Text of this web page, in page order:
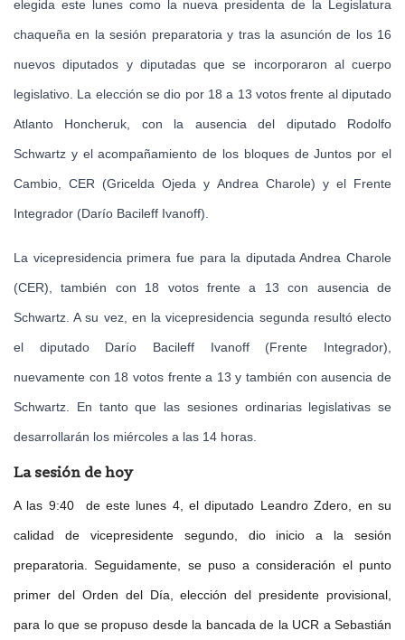
elegida este lunes como la nueva presidenta de la Legislatura
chaqueña en la sesión preparatoria y tras la asunción de los 16
nuevos diputados y diputadas que se incorporaron al cuerpo
legislativo. La elección se dio por 18 a 13 votos frente al diputado
Atlanto Honcheruk, con la ausencia del diputado Rodolfo
Schwartz y el acompañamiento de los bloques de Juntos por el
Cambio, CER (Gricelda Ojeda y Andrea Charole) y el Frente
Integrador (Darío Bacileff Ivanoff).
La vicepresidencia primera fue para la diputada Andrea Charole
(CER), también con 18 votos frente a 13 con ausencia de
Schwartz. A su vez, en la vicepresidencia segunda resultó electo
el diputado Darío Bacileff Ivanoff (Frente Integrador),
nuevamente con 18 votos frente a 13 y también con ausencia de
Schwartz. En tanto que las sesiones ordinarias legislativas se
desarrollarán los miércoles a las 14 horas.
La sesión de hoy
A las 9:40 de este lunes 4, el diputado Leandro Zdero, en su
calidad de vicepresidente segundo, dio inicio a la sesión
preparatoria. Seguidamente, se puso a consideración el punto
primer del Orden del Día, elección del presidente provisional,
para lo que se propuso desde la bancada de la UCR a Sebastián